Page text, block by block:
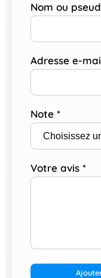
Nom ou
Adresse e-
Note *
Votre avis *